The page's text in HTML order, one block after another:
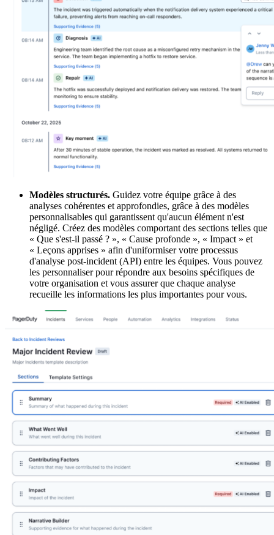
Modèles structurés. Guidez votre équipe grâce à des
analyses cohérentes et approfondies, grâce à des modèles
personnalisables qui garantissent qu'aucun élément n'est
négligé. Créez des modèles comportant des sections telles que
« Que s'est-il passé ? », « Cause profonde », « Impact » et
« Leçons apprises » afin d'uniformiser votre processus
d'analyse post-incident (API) entre les équipes. Vous pouvez
les personnaliser pour répondre aux besoins spécifiques de
votre organisation et vous assurer que chaque analyse
recueille les informations les plus importantes pour vous.